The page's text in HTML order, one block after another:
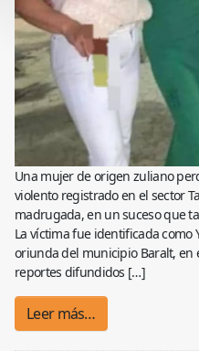
Una mujer de origen zuliano
violento registrado en el sector
madrugada, en un suceso que
La víctima fue identificada como
oriunda del municipio Baralt, en
reportes difundidos […]
Leer más…